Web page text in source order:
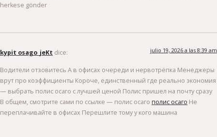
herkese gönder
kypit osago_jeKt dice: julio 19, 2026 a las 8:39 am
Водители отзовитесь А в офисах очереди и нервотрёпка Менеджеры
врут про коэффициенты Короче, единственный где реально экономия
— выбрать полис осаго с лучшей ценой Полис пришел на почту сразу
В общем, смотрите сами по ссылке — полис осаго полис осаго Не
переплачивайте в офисах Перешлите тому у кого машина